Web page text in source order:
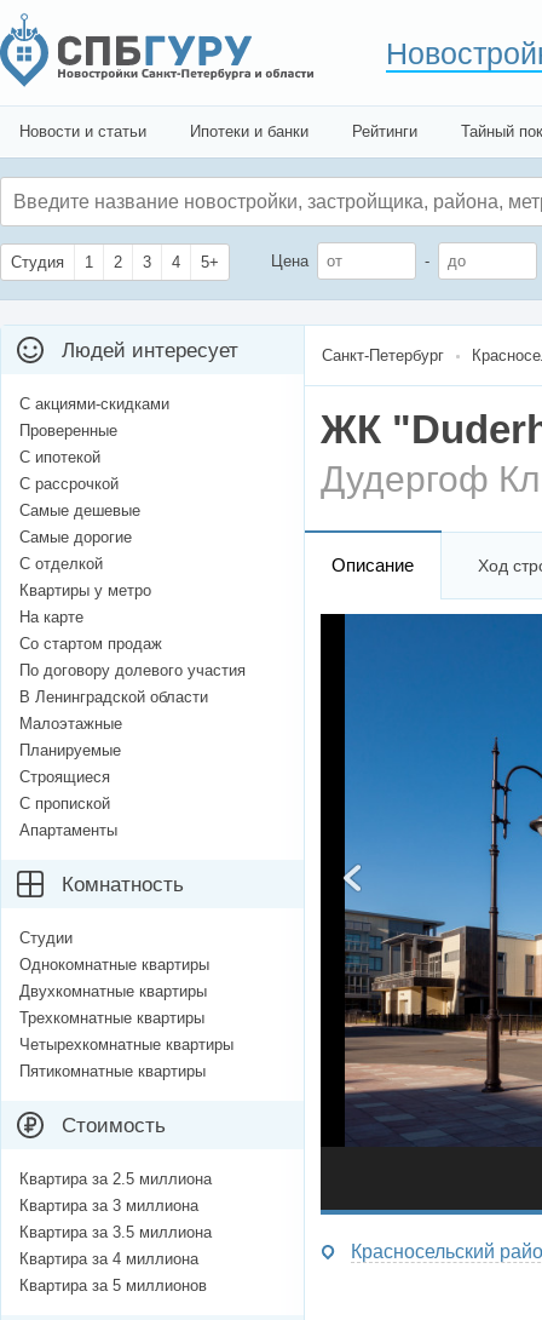
Новости и статьи Ипотеки и банки Рейтинги Тайный
Студия 1 2 3 4 5+ Цена -
Санкт-Петербург
ЖК
Дудергоф
Описание Ход
Красносельский
Людей интересует
С акциями-скидками
Проверенные
С ипотекой
С рассрочкой
Самые дешевые
Самые дорогие
С отделкой
Квартиры у метро
На карте
Со стартом продаж
По договору долевого участия
В Ленинградской области
Малоэтажные
Планируемые
Строящиеся
С пропиской
Апартаменты
Комнатность
Студии
Однокомнатные квартиры
Двухкомнатные квартиры
Трехкомнатные квартиры
Четырехкомнатные квартиры
Пятикомнатные квартиры
Стоимость
Квартира за 2.5 миллиона
Квартира за 3 миллиона
Квартира за 3.5 миллиона
Квартира за 4 миллиона
Квартира за 5 миллионов